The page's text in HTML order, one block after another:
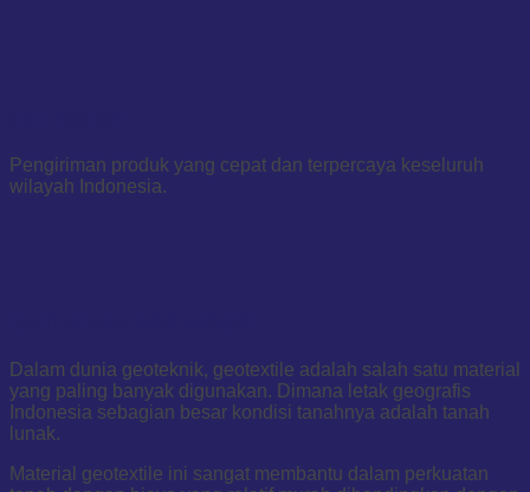
Pengiriman produk yang cepat dan terpercaya keseluruh
wilayah Indonesia.
Dalam dunia geoteknik, geotextile adalah salah satu material
yang paling banyak digunakan. Dimana letak geografis
Indonesia sebagian besar kondisi tanahnya adalah tanah
lunak.
Material geotextile ini sangat membantu dalam perkuatan